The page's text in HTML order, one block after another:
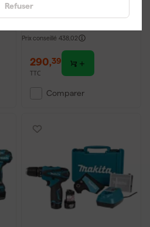
Refuser
5,0 Ah) dans L-Boxx - 63
Nm
Livré demain
Prix conseillé 438,02
290,39
TTC
Comparer